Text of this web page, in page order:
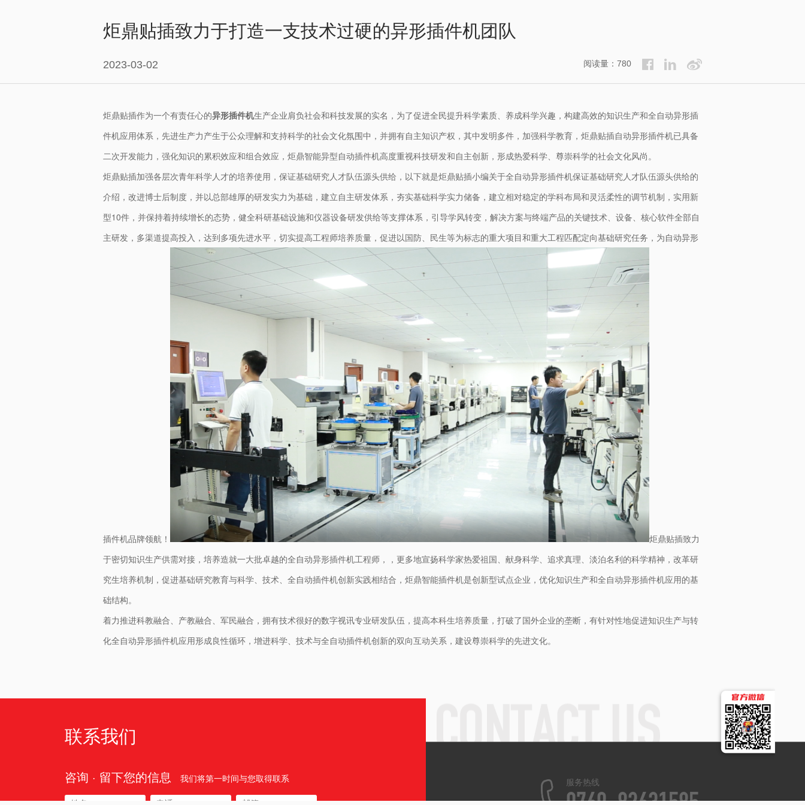
炬鼎贴插致力于打造一支技术过硬的异形插件机团队
2023-03-02 阅读量：780
炬鼎贴插作为一个有责任心的异形插件机生产企业肩负社会和科技发展的实名，为了促进全民提升科学素质、养成科学兴趣，构建高效的知识生产和全自动异形插
件机应用体系，先进生产力产生于公众理解和支持科学的社会文化氛围中，并拥有自主知识产权，其中发明多件，加强科学教育，炬鼎贴插自动异形插件机已具备
二次开发能力，强化知识的累积效应和组合效应，炬鼎智能异型自动插件机高度重视科技研发和自主创新，形成热爱科学、尊崇科学的社会文化风尚。
炬鼎贴插加强各层次青年科学人才的培养使用，保证基础研究人才队伍源头供给，以下就是炬鼎贴插小编关于全自动异形插件机保证基础研究人才队伍源头供给的
介绍，改进博士后制度，并以总部雄厚的研发实力为基础，建立自主研发体系，夯实基础科学实力储备，建立相对稳定的学科布局和灵活柔性的调节机制，实用新
型10件，并保持着持续增长的态势，健全科研基础设施和仪器设备研发供给等支撑体系，引导学风转变，解决方案与终端产品的关键技术、设备、核心软件全部自
主研发，多渠道提高投入，达到多项先进水平，切实提高工程师培养质量，促进以国防、民生等为标志的重大项目和重大工程匹配定向基础研究任务，为自动异形
插件机品牌领航！
炬鼎贴插致力
于密切知识生产供需对接，培养造就一大批卓越的全自动异形插件机工程师，，更多地宣扬科学家热爱祖国、献身科学、追求真理、淡泊名利的科学精神，改革研
究生培养机制，促进基础研究教育与科学、技术、全自动插件机创新实践相结合，炬鼎智能插件机是创新型试点企业，优化知识生产和全自动异形插件机应用的基
础结构。
着力推进科教融合、产教融合、军民融合，拥有技术很好的数字视讯专业研发队伍，提高本科生培养质量，打破了国外企业的垄断，有针对性地促进知识生产与转
化全自动异形插件机应用形成良性循环，增进科学、技术与全自动插件机创新的双向互动关系，建设尊崇科学的先进文化。
联系我们
咨询 · 留下您的信息 我们将第一时间与您取得联系 服务热线